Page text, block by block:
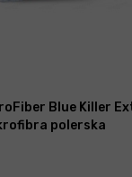
Blue Killer
polerska